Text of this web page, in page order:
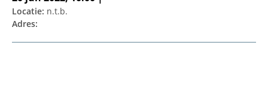
Locatie: n.t.b.
Adres: